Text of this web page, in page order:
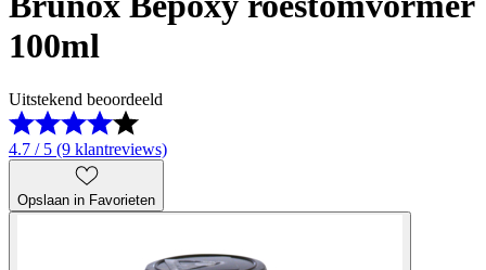
100ml
Uitstekend beoordeeld
4.7 / 5 (9 klantreviews)
Opslaan in Favorieten